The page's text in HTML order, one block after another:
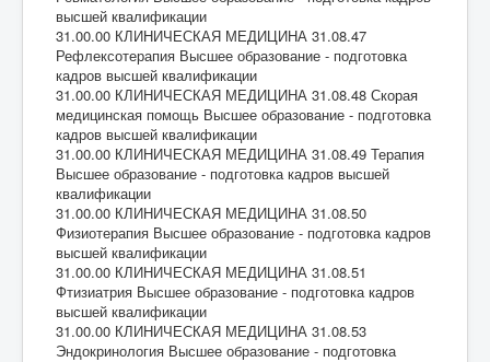
высшей квалификации
31.00.00 КЛИНИЧЕСКАЯ МЕДИЦИНА 31.08.47
Рефлексотерапия Высшее образование - подготовка
кадров высшей квалификации
31.00.00 КЛИНИЧЕСКАЯ МЕДИЦИНА 31.08.48 Скорая
медицинская помощь Высшее образование - подготовка
кадров высшей квалификации
31.00.00 КЛИНИЧЕСКАЯ МЕДИЦИНА 31.08.49 Терапия
Высшее образование - подготовка кадров высшей
квалификации
31.00.00 КЛИНИЧЕСКАЯ МЕДИЦИНА 31.08.50
Физиотерапия Высшее образование - подготовка кадров
высшей квалификации
31.00.00 КЛИНИЧЕСКАЯ МЕДИЦИНА 31.08.51
Фтизиатрия Высшее образование - подготовка кадров
высшей квалификации
31.00.00 КЛИНИЧЕСКАЯ МЕДИЦИНА 31.08.53
Эндокринология Высшее образование - подготовка